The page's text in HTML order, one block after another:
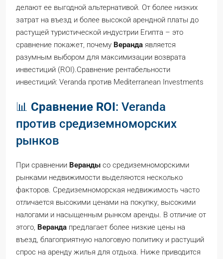
делают ее выгодной альтернативой. От более низких
затрат на въезд и более высокой арендной платы до
растущей туристической индустрии Египта – это
сравнение покажет, почему Веранда является
разумным выбором для максимизации возврата
инвестиций (ROI).Сравнение рентабельности
инвестиций: Veranda против Mediterranean Investments
📊 Сравнение ROI: Veranda
против средиземноморских
рынков
При сравнении Веранды со средиземноморскими
рынками недвижимости выделяются несколько
факторов. Средиземноморская недвижимость часто
отличается высокими ценами на покупку, высокими
налогами и насыщенным рынком аренды. В отличие от
этого, Веранда предлагает более низкие цены на
въезд, благоприятную налоговую политику и растущий
спрос на аренду жилья для отдыха. Ниже приводится